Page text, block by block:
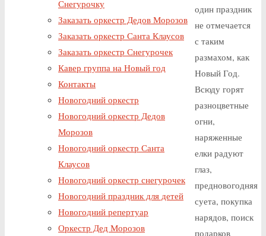
один праздник
не отмечается
с таким
размахом, как
Новый Год.
Всюду горят
разноцветные
огни,
наряженные
елки радуют
глаз,
предновогодняя
суета, покупка
нарядов, поиск
подарков
Снегурочку
Заказать оркестр Дедов Морозов
Заказать оркестр Санта Клаусов
Заказать оркестр Снегурочек
Кавер группа на Новый год
Контакты
Новогодний оркестр
Новогодний оркестр Дедов
Морозов
Новогодний оркестр Санта
Клаусов
Новогодний оркестр снегурочек
Новогодний праздник для детей
Новогодний репертуар
Оркестр Дед Морозов